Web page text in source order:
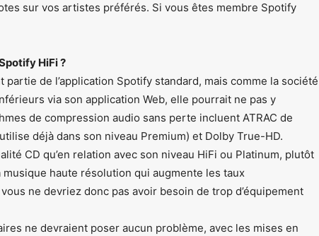
sur vos artistes préférés. Si vous êtes membre Spotify
HiFi ?
de l’application Spotify standard, mais comme la société
via son application Web, elle pourrait ne pas y
de compression audio sans perte incluent ATRAC de
déjà dans son niveau Premium) et Dolby True-HD.
CD qu’en relation avec son niveau HiFi ou Platinum, plutôt
musique haute résolution qui augmente les taux
ne devriez donc pas avoir besoin de trop d’équipement
ne devraient poser aucun problème, avec les mises en